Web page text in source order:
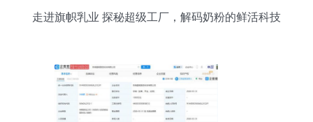
走进旗帜乳业 探秘超级工厂，解码奶粉的鲜活科技